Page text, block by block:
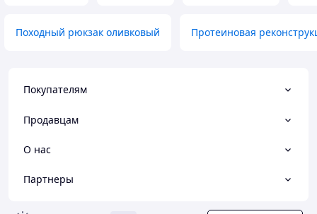
Походный рюкзак оливковый Протеиновая
Покупателям
Продавцам
О нас
Партнеры